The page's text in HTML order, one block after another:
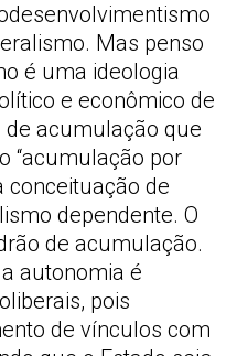
Mas penso
é uma ideologia
e econômico de
acumulação que
“acumulação por
conceituação de
dependente. O
de acumulação.
autonomia é
pois
de vínculos com